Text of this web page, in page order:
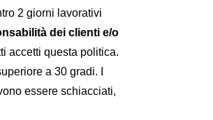
2 giorni lavorativi
dei clienti e/o
accetti questa politica.
a 30 gradi. I
essere schiacciati,